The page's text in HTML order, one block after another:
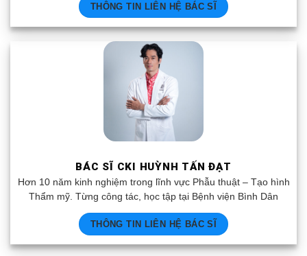
THÔNG TIN LIÊN HỆ BÁC SĨ
BÁC SĨ CKI HUỲNH TẤN ĐẠT
Hơn 10 năm kinh nghiệm trong lĩnh vực Phẫu thuật – Tạo hình
Thẩm mỹ. Từng công tác, học tập tại Bệnh viện Bình Dân
THÔNG TIN LIÊN HỆ BÁC SĨ